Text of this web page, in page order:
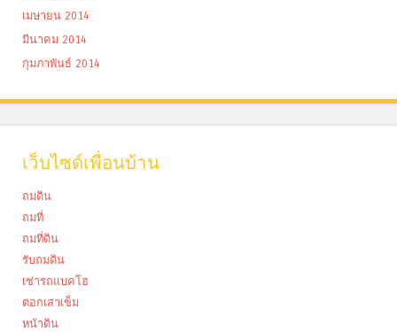
เมษายน 2014
มีนาคม 2014
กุมภาพันธ์ 2014
เว็บไซด์เพื่อนบ้าน
ถมดิน
ถมที่
ถมที่ดิน
รับถมดิน
เช่ารถแบคโฮ
ตอกเสาเข็ม
หน้าดิน